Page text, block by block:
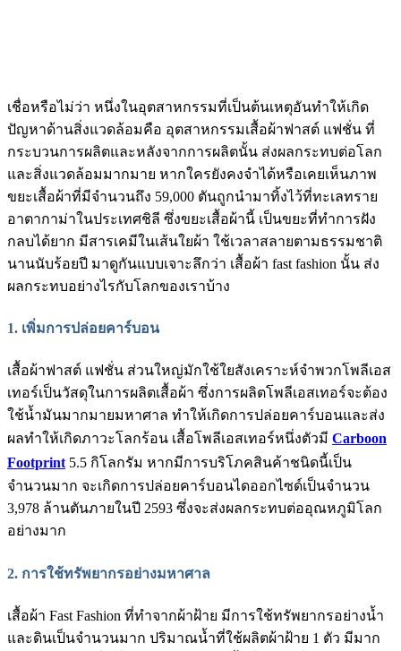
เชื่อหรือไม่ว่า หนึ่งในอุตสาหกรรมที่เป็นต้นเหตุอันทำให้เกิด
ปัญหาด้านสิ่งแวดล้อมคือ อุตสาหกรรมเสื้อผ้าฟาสต์ แฟชั่น ที่
กระบวนการผลิตและหลังจากการผลิตนั้น ส่งผลกระทบต่อโลก
และสิ่งแวดล้อมมากมาย หากใครยังคงจำได้หรือเคยเห็นภาพ
ขยะเสื้อผ้าที่มีจำนวนถึง 59,000 ตันถูกนำมาทิ้งไว้ที่ทะเลทราย
อาตากาม่าในประเทศชิลี ซึ่งขยะเสื้อผ้านี้ เป็นขยะที่ทำการฝัง
กลบได้ยาก มีสารเคมีในเส้นใยผ้า ใช้เวลาสลายตามธรรมชาติ
นานนับร้อยปี มาดูกันแบบเจาะลึกว่า เสื้อผ้า fast fashion นั้น ส่ง
ผลกระทบอย่างไรกับโลกของเราบ้าง
1. เพิ่มการปล่อยคาร์บอน
เสื้อผ้าฟาสต์ แฟชั่น ส่วนใหญ่มักใช้ใยสังเคราะห์จำพวกโพลีเอส
เทอร์เป็นวัสดุในการผลิตเสื้อผ้า ซึ่งการผลิตโพลีเอสเทอร์จะต้อง
ใช้น้ำมันมากมายมหาศาล ทำให้เกิดการปล่อยคาร์บอนและส่ง
ผลทำให้เกิดภาวะโลกร้อน เสื้อโพลีเอสเทอร์หนึ่งตัวมี Carboon
Footprint 5.5 กิโลกรัม หากมีการบริโภคสินค้าชนิดนี้เป็น
จำนวนมาก จะเกิดการปล่อยคาร์บอนไดออกไซด์เป็นจำนวน
3,978 ล้านตันภายในปี 2593 ซึ่งจะส่งผลกระทบต่ออุณหภูมิโลก
อย่างมาก
2. การใช้ทรัพยากรอย่างมหาศาล
เสื้อผ้า Fast Fashion ที่ทำจากผ้าฝ้าย มีการใช้ทรัพยากรอย่างน้ำ
และดินเป็นจำนวนมาก ปริมาณน้ำที่ใช้ผลิตผ้าฝ้าย 1 ตัว มีมาก